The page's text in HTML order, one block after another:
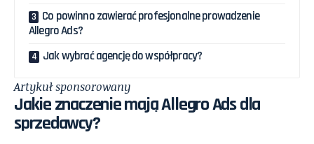
Co powinno zawierać profesjonalne prowadzenie
Allegro Ads?
Jak wybrać agencję do współpracy?
Artykuł sponsorowany
Jakie znaczenie mają Allegro Ads dla
sprzedawcy?